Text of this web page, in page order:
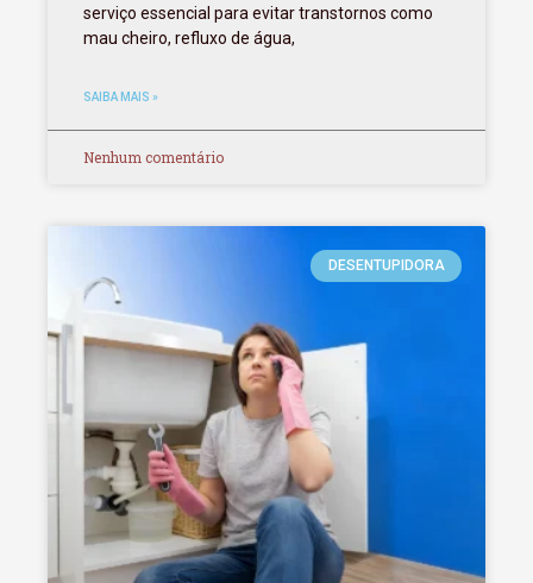
serviço essencial para evitar transtornos como
mau cheiro, refluxo de água,
SAIBA MAIS »
Nenhum comentário
DESENTUPIDORA